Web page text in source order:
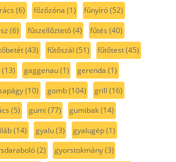
(6) főzőzóna (1) fűnyíró(52)
(6) fűszellőztető(4) fűtés (40)
(43) fűtőszál (51) fűtőtest(45)
(13) gaggenau(1) gerenda (1)
(10) gomb(104) grill (16)
(5) gumi (77) gumibak(14)
(14) gyalu(3) gyalugép(1)
(2) gyorstokmány(3)